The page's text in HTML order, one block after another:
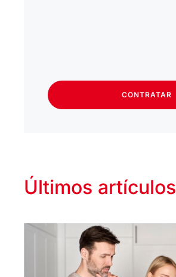
CONTRATAR
Últimos artículos